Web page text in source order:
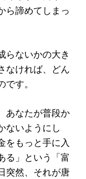
ら諦めてしまっ
らないかの大き
なければ、どん
す。
あなたが普段か
ないようにし
をもっと手に入
る」という「富
突然、それが唐